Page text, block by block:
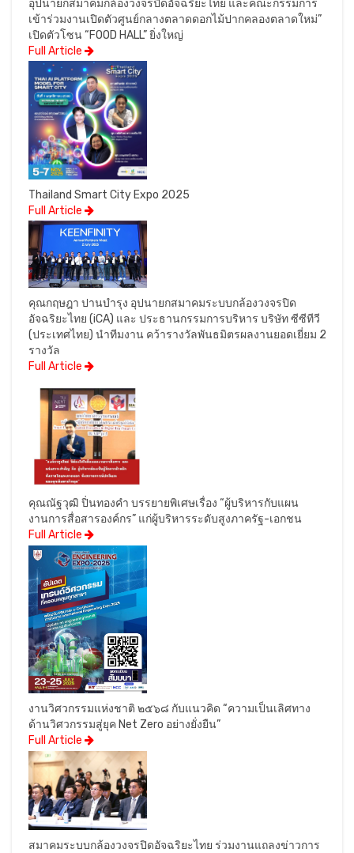
อุปนายกสมาคมกล้องวงจรปิดอัจฉริยะไทย และคณะกรรมการ
เข้าร่วมงานเปิดตัวศูนย์กลางตลาดดอกไม้ปากคลองตลาดใหม่”
เปิดตัวโซน “FOOD HALL” ยิ่งใหญ่
Full Article
Thailand Smart City Expo 2025
Full Article
คุณกฤษฎา ปานบำรุง อุปนายกสมาคมระบบกล้องวงจรปิด
อัจฉริยะไทย (iCA) และ ประธานกรรมการบริหาร บริษัท ซีซีทีวี
(ประเทศไทย) นำทีมงาน คว้ารางวัลพันธมิตรผลงานยอดเยี่ยม 2
รางวัล
Full Article
คุณณัฐวุฒิ ปิ่นทองคำ บรรยายพิเศษเรื่อง “ผู้บริหารกับแผน
งานการสื่อสารองค์กร” แก่ผู้บริหารระดับสูงภาครัฐ-เอกชน
Full Article
งานวิศวกรรมแห่งชาติ ๒๕๖๘ กับแนวคิด “ความเป็นเลิศทาง
ด้านวิศวกรรมสู่ยุค Net Zero อย่างยั่งยืน”
Full Article
สมาคมระบบกล้องวงจรปิดอัจฉริยะไทย ร่วมงานแถลงข่าวการ